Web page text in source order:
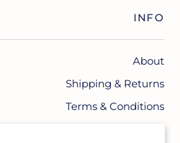
INFO
About
Shipping & Returns
Terms & Conditions